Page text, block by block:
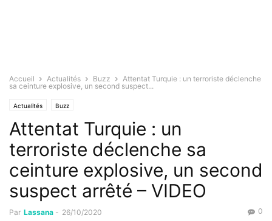
Accueil Actualités Buzz
Attentat Turquie : un terroriste déclenche
sa ceinture explosive, un second suspect...
Actualités Buzz
Attentat Turquie : un
terroriste déclenche sa
ceinture explosive, un second
suspect arrêté – VIDEO
Par Lassana - 26/10/2020 0